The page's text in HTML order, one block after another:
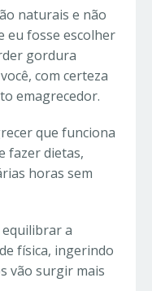
naturais e não
eu fosse escolher
gordura
com certeza
emagrecedor.
que funciona
fazer dietas,
horas sem
equilibrar a
física, ingerindo
vão surgir mais